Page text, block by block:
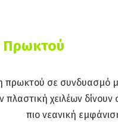
Πρωκτού
πρωκτού σε συνδυασμό
πλαστική χειλέων
πιο νεανική